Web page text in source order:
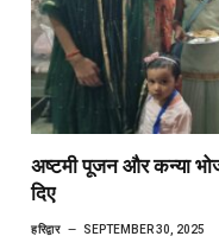
अष्टमी पूजन और कन्या
दिए
हरिद्वार SEPTEMBER 30, 2025